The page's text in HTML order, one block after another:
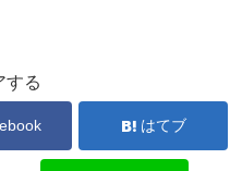
する
はてブ